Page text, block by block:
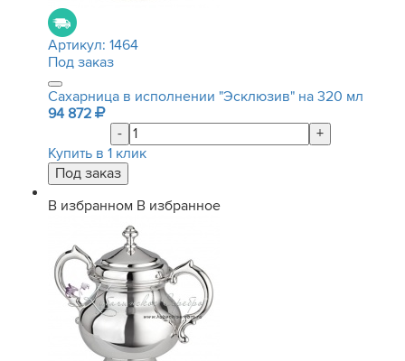
Артикул: 1464
Под заказ
Сахарница в исполнении "Эсклюзив" на 320 мл
94 872
-
+
Купить в 1 клик
В избранном В избранное